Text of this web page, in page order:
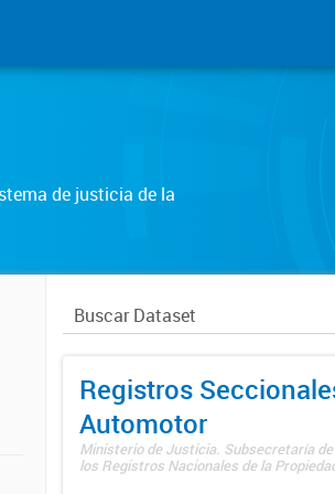
de justicia de la
Registros
Automotor
Ministerio de Justicia. Subsecretaría
los Registros Nacionales de la